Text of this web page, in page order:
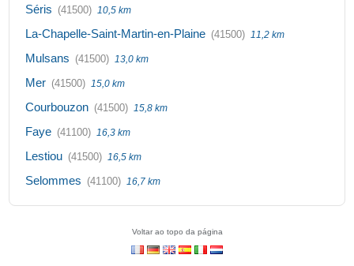
Séris (41500) 10,5 km
La-Chapelle-Saint-Martin-en-Plaine (41500) 11,2 km
Mulsans (41500) 13,0 km
Mer (41500) 15,0 km
Courbouzon (41500) 15,8 km
Faye (41100) 16,3 km
Lestiou (41500) 16,5 km
Selommes (41100) 16,7 km
Voltar ao topo da página